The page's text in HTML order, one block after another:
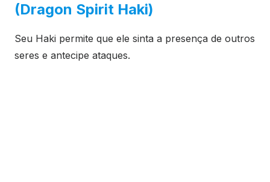
(Dragon Spirit Haki)
Seu Haki permite que ele sinta a presença de outros
seres e antecipe ataques.